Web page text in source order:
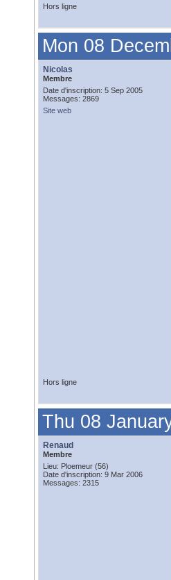
Hors ligne
Mon 08
Nicolas
Membre
Date d'inscription: 5 Sep 2005
Messages: 2869
Site web
Hors ligne
Thu 08
Renaud
Membre
Lieu: Ploemeur (56)
Date d'inscription: 9 Mar 2006
Messages: 2315